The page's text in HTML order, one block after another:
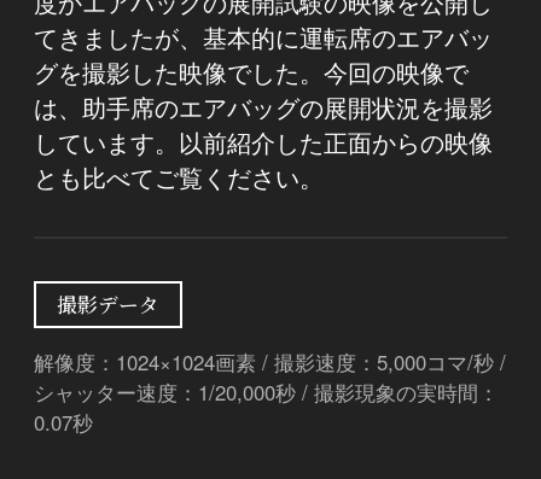
てきましたが、基本的に運転席のエアバッ
グを撮影した映像でした。今回の映像で
は、助手席のエアバッグの展開状況を撮影
しています。以前紹介した正面からの映像
とも比べてご覧ください。
撮影データ
解像度：1024×1024画素 / 撮影速度：5,000コマ/秒 /
シャッター速度：1/20,000秒 / 撮影現象の実時間：
0.07秒